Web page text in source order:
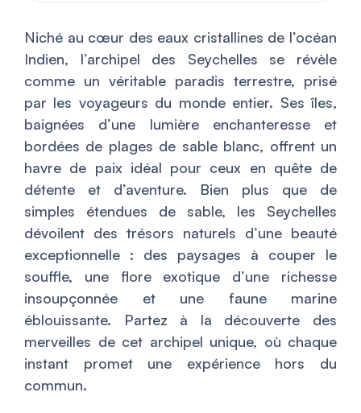
Niché au cœur des eaux cristallines de l’océan
Indien, l’archipel des Seychelles se révèle
comme un véritable paradis terrestre, prisé
par les voyageurs du monde entier. Ses îles,
baignées d’une lumière enchanteresse et
bordées de plages de sable blanc, offrent un
havre de paix idéal pour ceux en quête de
détente et d’aventure. Bien plus que de
simples étendues de sable, les Seychelles
dévoilent des trésors naturels d’une beauté
exceptionnelle : des paysages à couper le
souffle, une flore exotique d’une richesse
insoupçonnée et une faune marine
éblouissante. Partez à la découverte des
merveilles de cet archipel unique, où chaque
instant promet une expérience hors du
commun.